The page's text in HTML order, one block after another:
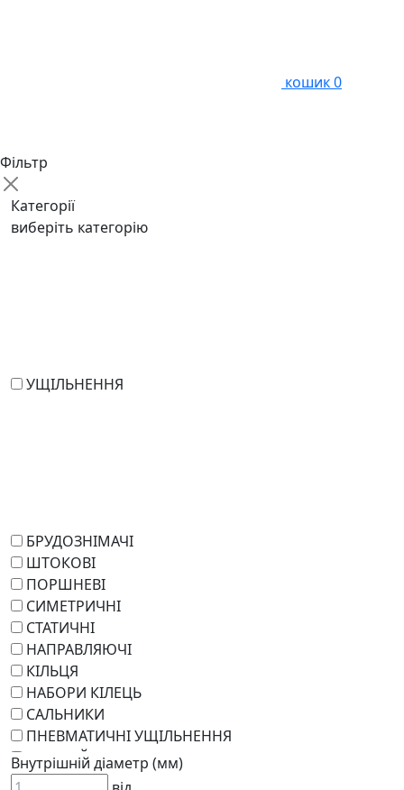
кошик0
Фільтр
Категорії
виберіть категорію
УЩІЛЬНЕННЯ
БРУДОЗНІМАЧІ
ШТОКОВІ
ПОРШНЕВІ
СИМЕТРИЧНІ
СТАТИЧНІ
НАПРАВЛЯЮЧІ
КІЛЬЦЯ
НАБОРИ КІЛЕЦЬ
САЛЬНИКИ
ПНЕВМАТИЧНІ УЩІЛЬНЕННЯ
РОТАЦІЙНІ
РЕМКОМПЛЕКТИ
Внутрішній діаметр (мм)